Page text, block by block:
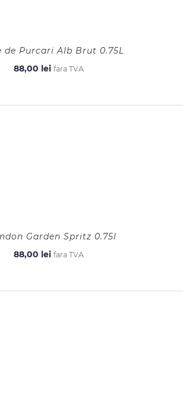
de Purcari Alb Brut 0.75L
88,00 lei fara TVA
Garden Spritz 0.75l
88,00 lei fara TVA